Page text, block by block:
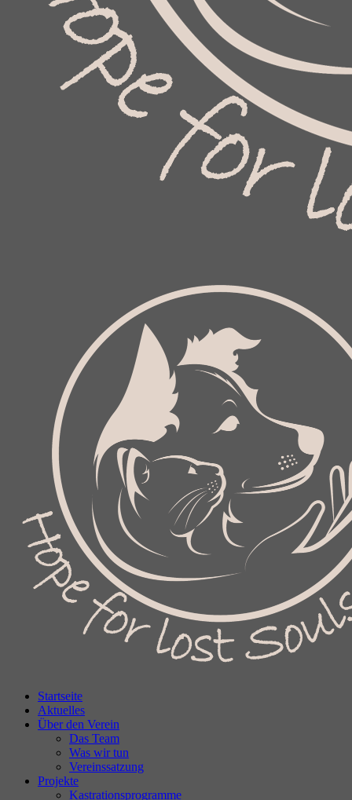
Startseite
Aktuelles
Über den Verein
Das Team
Was wir tun
Vereinssatzung
Projekte
Kastrationsprogramme